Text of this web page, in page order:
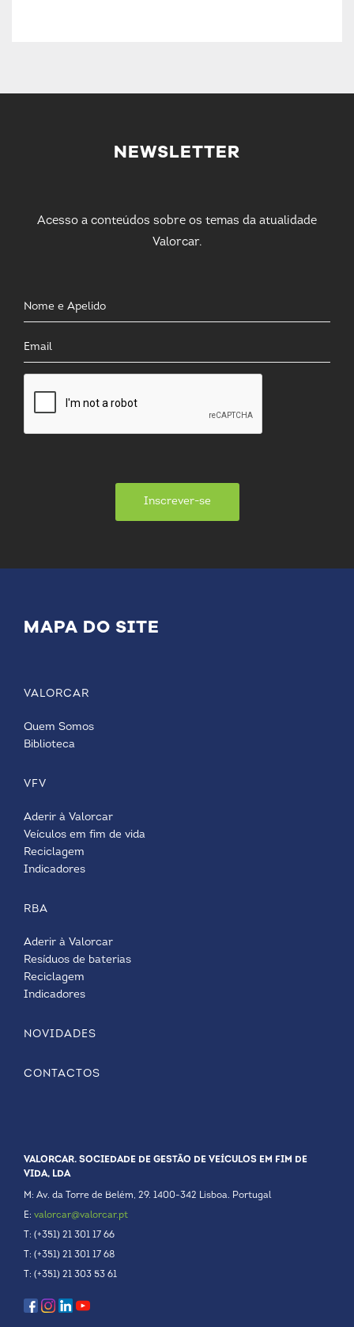
NEWSLETTER
Acesso a conteúdos sobre os temas da atualidade
Valorcar.
Inscrever-se
MAPA DO SITE
VALORCAR
Quem Somos
Biblioteca
VFV
Aderir à Valorcar
Veículos em fim de vida
Reciclagem
Indicadores
RBA
Aderir à Valorcar
Resíduos de baterias
Reciclagem
Indicadores
NOVIDADES
CONTACTOS
VALORCAR. SOCIEDADE DE GESTÃO DE VEÍCULOS EM FIM DE
VIDA, LDA
M: Av. da Torre de Belém, 29. 1400-342 Lisboa. Portugal
E: valorcar@valorcar.pt
T: (+351) 21 301 17 66
T: (+351) 21 301 17 68
T: (+351) 21 303 53 61